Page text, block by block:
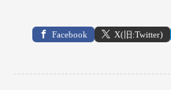
Facebook X(旧:Twitter)